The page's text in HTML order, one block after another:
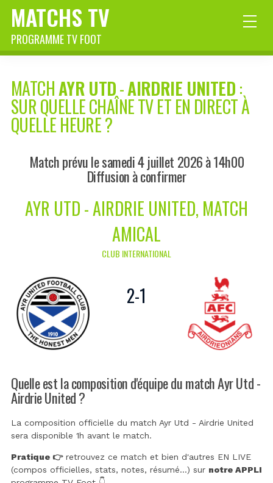
MATCHS TV
PROGRAMME TV FOOT
MATCHAYR UTD-AIRDRIE UNITED:
SUR QUELLE CHAÎNE TV ET EN DIRECT À
QUELLE HEURE ?
Match prévu le samedi 4 juillet 2026 à 14h00
Diffusion à confirmer
AYR UTD - AIRDRIE UNITED, MATCH
AMICAL
CLUB INTERNATIONAL
2-1
Quelle est la composition d'équipe du match Ayr Utd -
Airdrie United ?
La composition officielle du match Ayr Utd - Airdrie United
sera disponible 1h avant le match.
Pratique 👉retrouvez ce match et bien d'autres EN LIVE
(compos officielles, stats, notes, résumé...) sur notre APPLI